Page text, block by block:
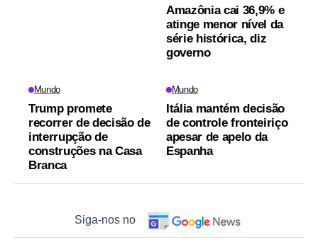
Amazônia cai 36,9% e
atinge menor nível da
série histórica, diz
governo
Mundo
Trump promete
recorrer de decisão de
interrupção de
construções na Casa
Branca
Mundo
Itália mantém decisão
de controle fronteiriço
apesar de apelo da
Espanha
Siga-nos no